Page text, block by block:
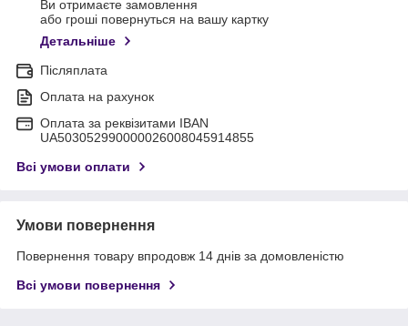
Ви отримаєте замовлення
або гроші повернуться на вашу картку
Детальніше
Післяплата
Оплата на рахунок
Оплата за реквізитами IBAN
UA503052990000026008045914855
Всі умови оплати
Умови повернення
Повернення товару впродовж 14 днів за домовленістю
Всі умови повернення